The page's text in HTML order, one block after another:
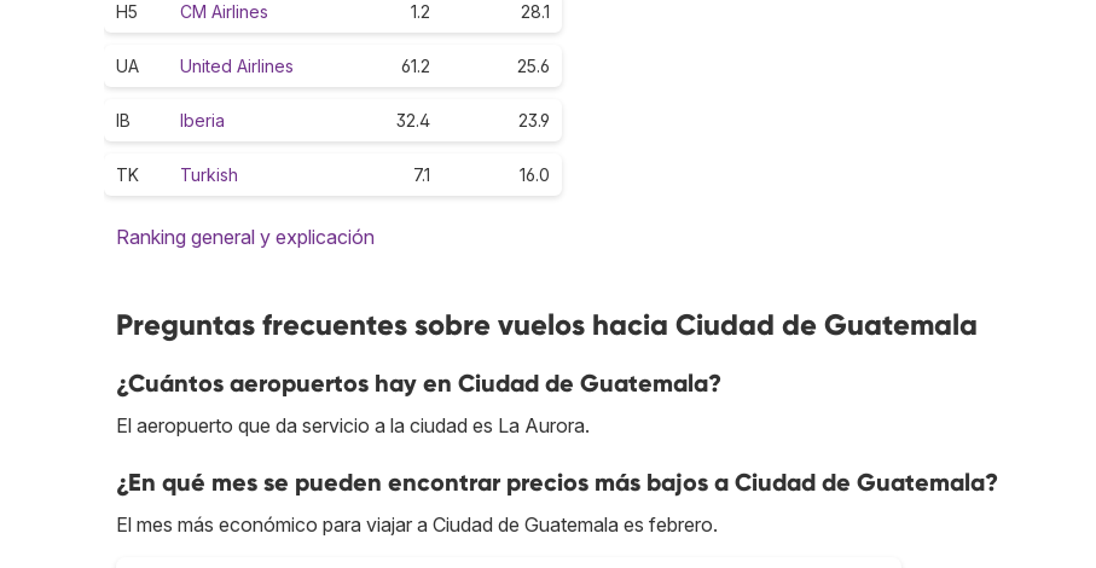
H5 CM Airlines 1.2 28.1
UA United Airlines 61.2 25.6
IB Iberia 32.4 23.9
TK Turkish 7.1 16.0
Ranking general y explicación
Preguntas frecuentes sobre vuelos hacia Ciudad de Guatemala
¿Cuántos aeropuertos hay en Ciudad de Guatemala?
El aeropuerto que da servicio a la ciudad es La Aurora.
¿En qué mes se pueden encontrar precios más bajos a Ciudad de Guatemala?
El mes más económico para viajar a Ciudad de Guatemala es febrero.